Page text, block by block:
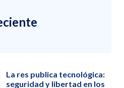
La res publica tecnológica:
seguridad y libertad en los